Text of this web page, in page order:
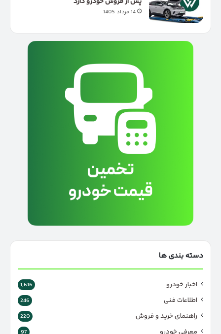
14 مرداد 1405
دسته بندی ها
اخبار خودرو 1,616
اطلاعات فنی 246
راهنمای خرید و فروش 220
97